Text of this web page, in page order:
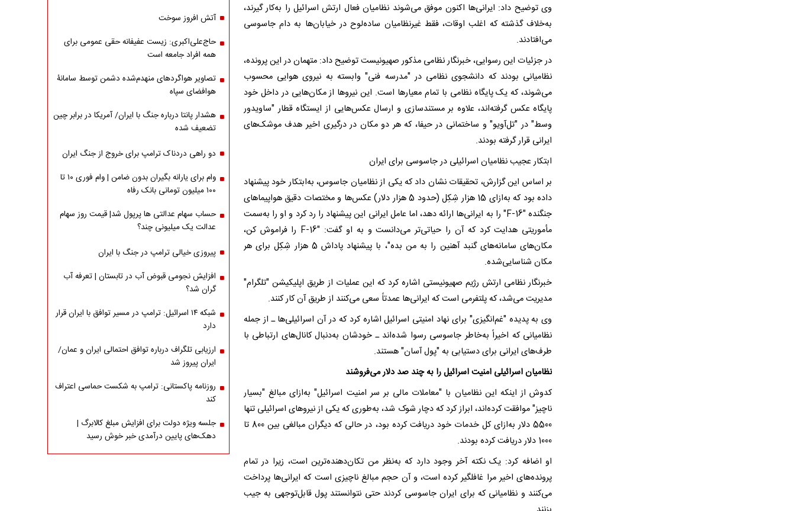
وی توضیح داد: ایرانی‌ها اکنون موفق می‌شوند نظامیان فعال ارتش اسرائیل را به‌کار گیرند،
به‌خلاف گذشته که اغلب اوقات، فقط غیرنظامیان ساده‌لوح در خیابان‌ها به دام جاسوسی
می‌افتادند.
در جزئیات این رسوایی، خبرنگار نظامی مذکور صهیونیست توضیح داد: متهمان در این پرونده،
نظامیانی بودند که دانشجوی نظامی در "مدرسه فنی" وابسته به نیروی هوایی محسوب
می‌شوند، که یک پایگاه نظامی با تمام معیارها است. این نیروها از مکان‌هایی در داخل خود
پایگاه عکس گرفته‌اند، علاوه بر مستندسازی و ارسال عکس‌هایی از ایستگاه قطار "ساویدور
وسط" در "تل‌آویو" و ساختمانی در حیفا، که هر دو مکان در درگیری اخیر هدف موشک‌های
ایرانی قرار گرفته بودند.
ابتکار عجیب نظامیان اسرائیلی در جاسوسی برای ایران
بر اساس این گزارش، تحقیقات نشان داد که یکی از نظامیان جاسوس، به‌ابتکار خود پیشنهاد
داده بود که به‌ازای 15 هزار شِکِل (حدود 5 هزار دلار) عکس‌ها و مختصات دقیق هواپیماهای
جنگنده "F-16" را به ایرانی‌ها ارائه دهد، اما عامل ایرانی این پیشنهاد را رد کرد و او را به‌سمت
مأموریتی هدایت کرد که آن را حیاتی‌تر می‌دانست و به او گفت: "F-16 را فراموش کن،
مکان‌های سامانه‌های گنبد آهنین را به من بده"، با پیشنهاد پاداش 5 هزار شِکِل برای هر
مکان شناسایی‌شده.
خبرنگار نظامی ارتش رژیم صهیونیستی اشاره کرد که این عملیات از طریق اپلیکیشن "تلگرام"
مدیریت می‌شد، که پلتفرمی است که ایرانی‌ها عمدتاً سعی می‌کنند از طریق آن کار کنند.
وی به پدیده "غم‌انگیزی" برای نهاد امنیتی اسرائیل اشاره کرد که در آن اسرائیلی‌ها ـ از جمله
نظامیانی که اخیراً به‌خاطر جاسوسی رسوا شده‌اند ـ خودشان به‌دنبال کانال‌های ارتباطی با
طرف‌های ایرانی برای دستیابی به "پول آسان" هستند.
نظامیان اسرائیلی امنیت اسرائیل را به چند صد دلار می‌فروشند
کدوش از اینکه این نظامیان با "معاملات مالی بر سر امنیت اسرائیل" به‌ازای مبالغ "بسیار
ناچیز" موافقت کرده‌اند، ابراز کرد که دچار شوک شد، به‌طوری که یکی از نیروهای اسرائیلی تنها
5500 دلار به‌ازای کل خدمات خود دریافت کرده بود، در حالی که دیگران مبالغی بین 800 تا
1000 دلار دریافت کرده بودند.
او اضافه کرد: یک نکته آخر وجود دارد که به‌نظر من تکان‌دهنده‌ترین است، زیرا در تمام
پرونده‌های اخیر مرا غافلگیر کرده است، و آن حجم مبالغ ناچیزی است که ایرانی‌ها پرداخت
می‌کنند و نظامیانی که برای ایران جاسوسی کردند حتی نتوانستند پول قابل‌توجهی به جیب
آتش افروز سوخت
حاج‌علی‌اکبری: زیست عفیفانه حقی عمومی برای
همه افراد جامعه است
تصاویر هواگردهای منهدم‌شده دشمن توسط سامانۀ
هوافضای سپاه
هشدار پانتا درباره جنگ با ایران/ آمریکا در برابر چین
تضعیف شده
دو راهی دردناک ترامپ برای خروج از جنگ ایران
وام برای یارانه بگیران بدون ضامن | وام فوری ۱۰ تا
۱۰۰ میلیون تومانی بانک رفاه
حساب سهام عدالتی ها پرپول شد| قیمت روز سهام
عدالت یک میلیونی چند؟
پیروزی خیالی ترامپ در جنگ با ایران
افزایش نجومی قبوض آب در تابستان | تعرفه آب
گران شد؟
شبکه ۱۴ اسرائیل: ترامپ در مسیر توافق با ایران قرار
دارد
ارزیابی تلگراف درباره توافق احتمالی ایران و عمان/
ایران پیروز شد
روزنامه پاکستانی: ترامپ به شکست حماسی اعتراف
کند
جلسه ویژه دولت برای افزایش مبلغ کالابرگ |
دهک‌های پایین درآمدی خبر خوش رسید